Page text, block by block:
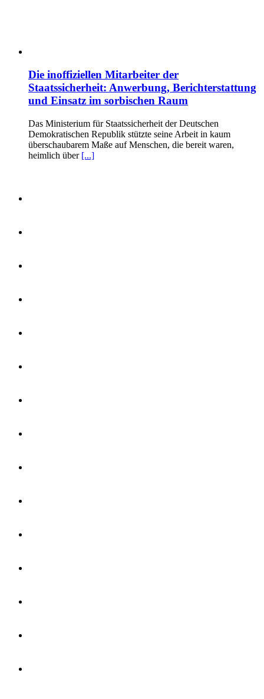
Die inoffiziellen Mitarbeiter der
Staatssicherheit: Anwerbung, Berichterstattung
und Einsatz im sorbischen Raum
Das Ministerium für Staatssicherheit der Deutschen
Demokratischen Republik stützte seine Arbeit in kaum
überschaubarem Maße auf Menschen, die bereit waren,
heimlich über [...]